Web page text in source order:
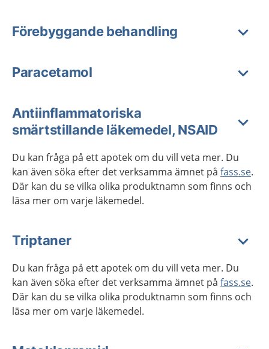
Förebyggande behandling
Paracetamol
Antiinflammatoriska
smärtstillande läkemedel, NSAID
Du kan fråga på ett apotek om du vill veta mer. Du
kan även söka efter det verksamma ämnet på fass.se.
Där kan du se vilka olika produktnamn som finns och
läsa mer om varje läkemedel.
Triptaner
Du kan fråga på ett apotek om du vill veta mer. Du
kan även söka efter det verksamma ämnet på fass.se.
Där kan du se vilka olika produktnamn som finns och
läsa mer om varje läkemedel.